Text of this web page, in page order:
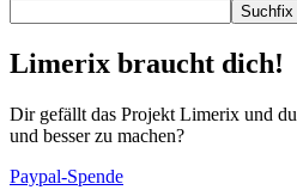
Suchfix
Limerix braucht dich!
Dir gefällt das Projekt Limerix und
und besser zu machen?
Paypal-Spende